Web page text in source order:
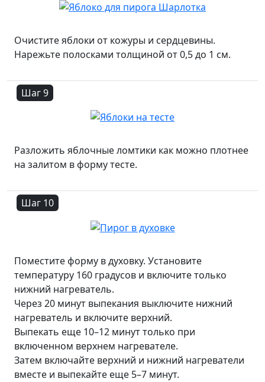
Очистите яблоки от кожуры и сердцевины.
Нарежьте полосками толщиной от 0,5 до 1 см.
Шаг 9
Разложить яблочные ломтики как можно плотнее
на залитом в форму тесте.
Шаг 10
Поместите форму в духовку. Установите
температуру 160 градусов и включите только
нижний нагреватель.
Через 20 минут выпекания выключите нижний
нагреватель и включите верхний.
Выпекать еще 10–12 минут только при
включенном верхнем нагревателе.
Затем включайте верхний и нижний нагреватели
вместе и выпекайте еще 5–7 минут.